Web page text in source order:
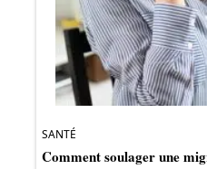
SANTÉ
Comment soulager une